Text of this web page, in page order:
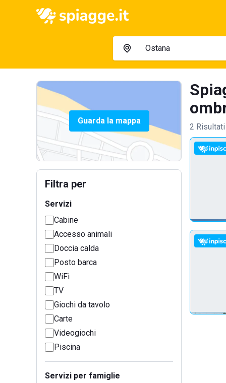
Guarda la mappa
Filtra per
Servizi
Cabine
Accesso animali
Doccia calda
Posto barca
WiFi
TV
Giochi da tavolo
Carte
Videogiochi
Piscina
Servizi per famiglie
2 Risultati